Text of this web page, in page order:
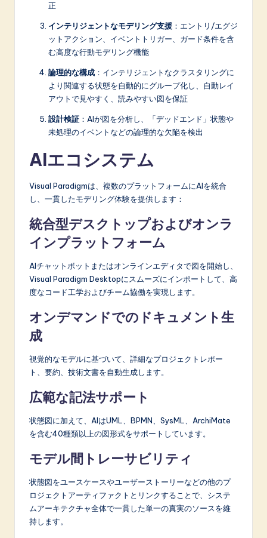
正
インテリジェントなモデリング支援 ：エントリ/エグジ
ットアクション、イベントトリガー、ガード条件を含
む高度な行動モデリング機能
論理的な構成 ：インテリジェントなクラスタリングに
より関連する状態を自動的にグループ化し、自動レイ
アウトで見やすく、読みやすい図を保証
設計検証 ：AIが図を分析し、「デッドエンド」状態や
未処理のイベントなどの論理的な欠陥を検出
AIエコシステム
Visual Paradigmは、複数のプラットフォームにAIを統合
し、一貫したモデリング体験を提供します：
統合型デスクトップおよびオンラ
インプラットフォーム
AIチャットボットまたはオンラインエディタで図を開始し、
Visual Paradigm Desktopにスムーズにインポートして、高
度なコード工学およびチーム協働を実現します。
オンデマンドでのドキュメント生
成
視覚的なモデルに基づいて、詳細なプロジェクトレポー
ト、要約、技術文書を自動生成します。
広範な記法サポート
状態図に加えて、AIはUML、BPMN、SysML、ArchiMate
を含む40種類以上の図形式をサポートしています。
モデル間トレーサビリティ
状態図をユースケースやユーザーストーリーなどの他のプ
ロジェクトアーティファクトとリンクすることで、システ
ムアーキテクチャ全体で一貫した単一の真実のソースを維
持します。